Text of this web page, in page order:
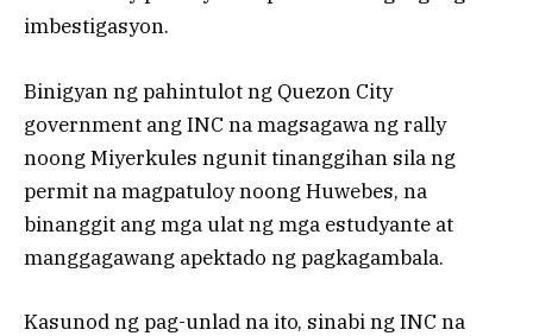
imbestigasyon.
Binigyan ng pahintulot ng Quezon City
government ang INC na magsagawa ng rally
noong Miyerkules ngunit tinanggihan sila ng
permit na magpatuloy noong Huwebes, na
binanggit ang mga ulat ng mga estudyante at
manggagawang apektado ng pagkagambala.
Kasunod ng pag-unlad na ito, sinabi ng INC na